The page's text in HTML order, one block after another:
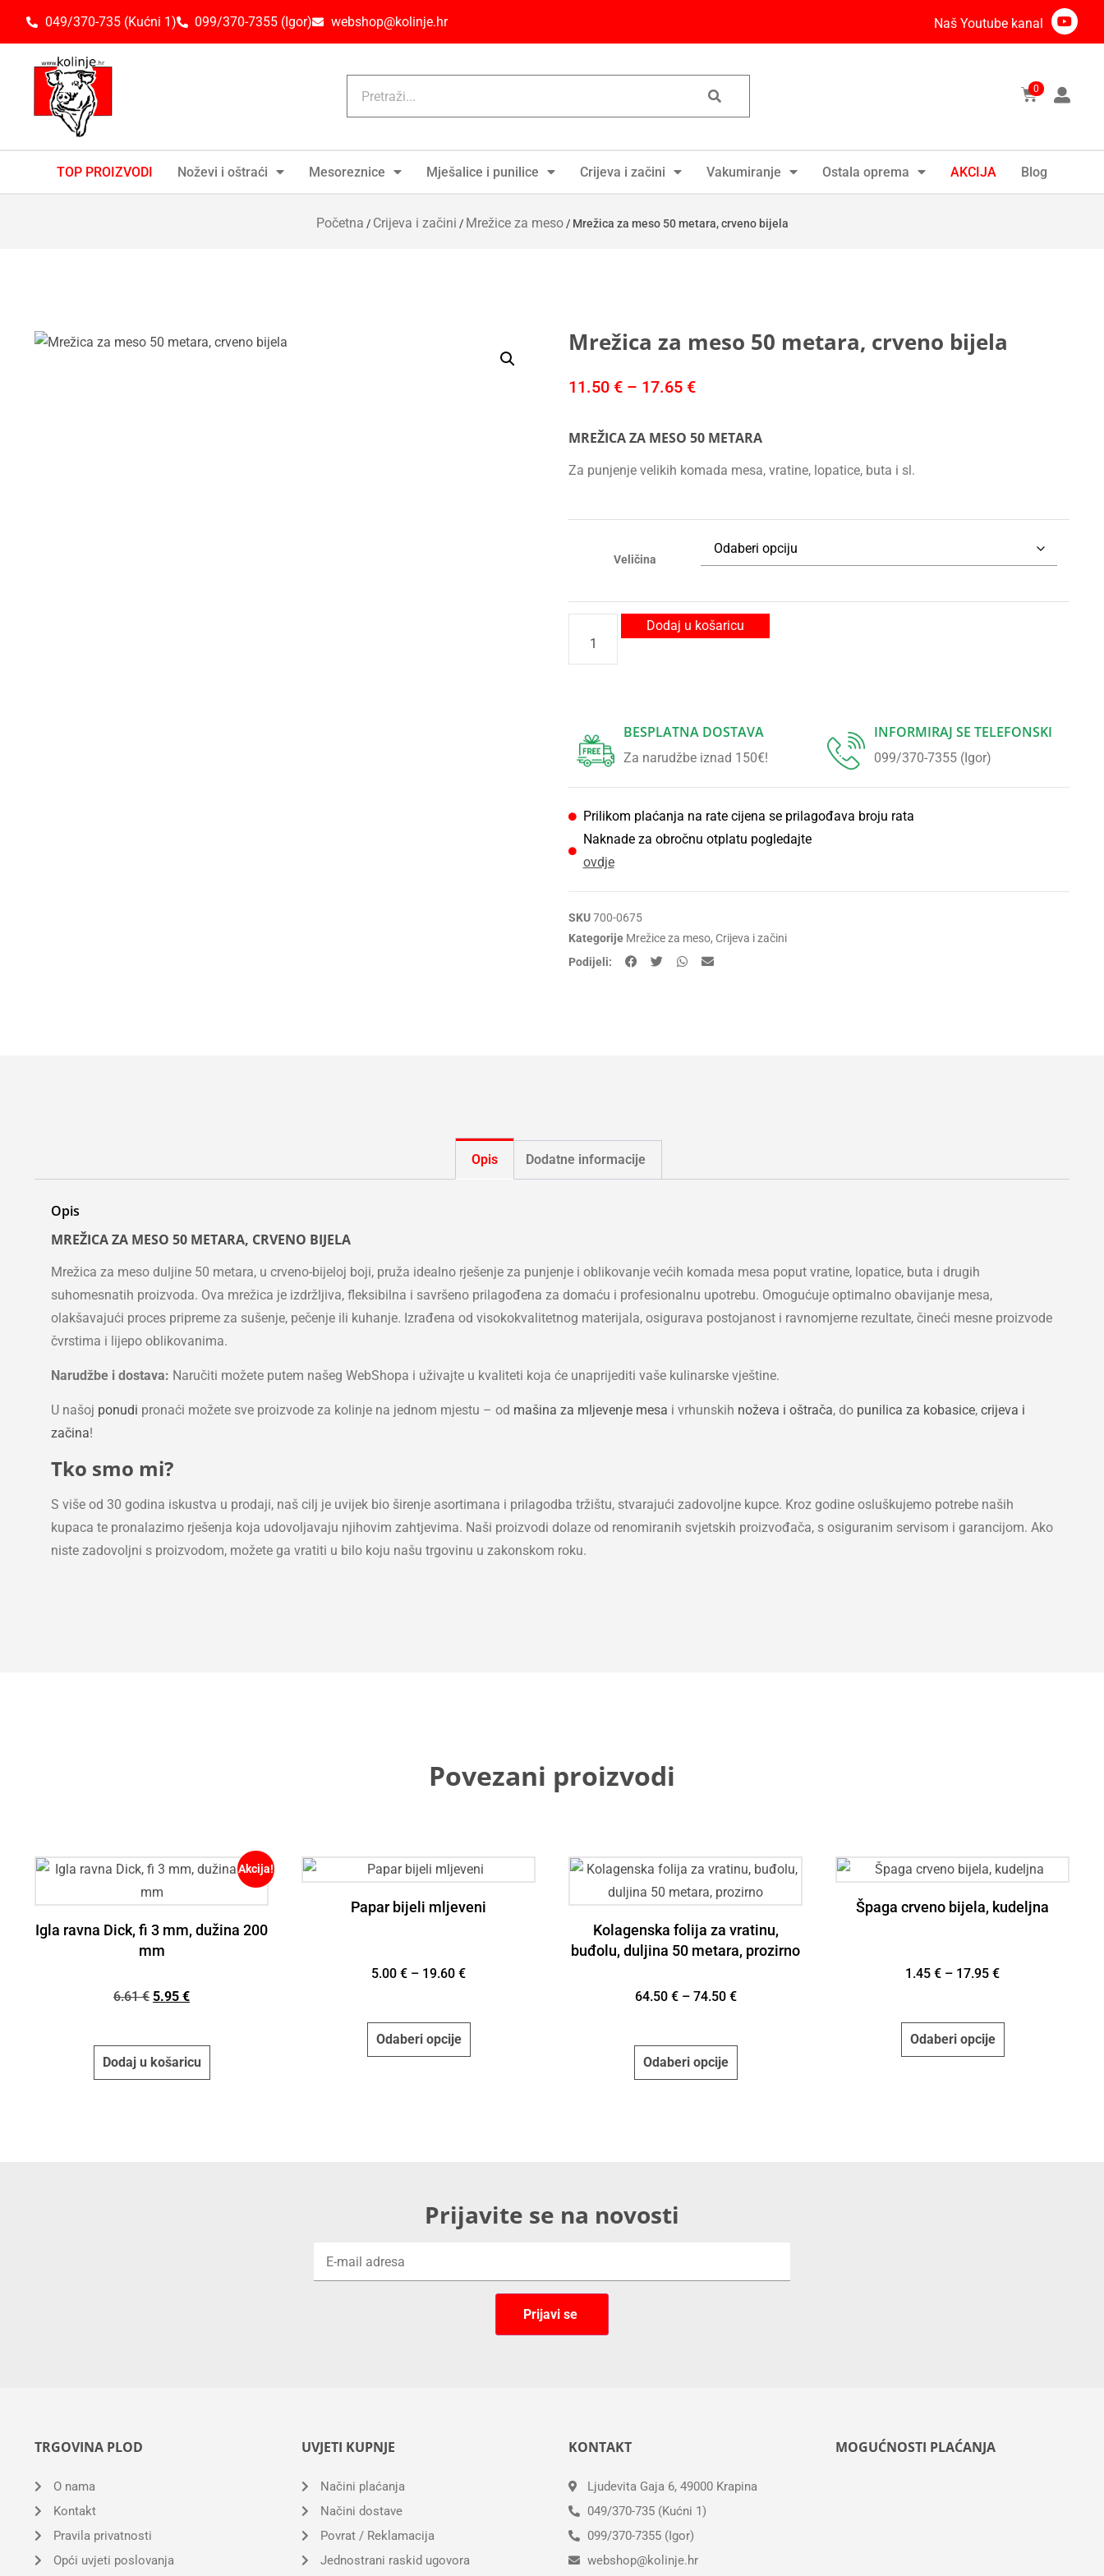
049/370-735 (Kućni 1) 099/370-7355 (Igor) webshop@kolinje.hr Naš Youtube kanal
0
TOP PROIZVODI Noževi i oštraći Mesoreznice Mješalice i punilice Crijeva i začini Vakumiranje Ostala oprema AKCIJA Blog
Početna / Crijeva i začini / Mrežice za meso/ Mrežica za meso 50 metara, crveno bijela
Mrežica za meso 50 metara, crveno bijela
11.50 € – 17.65 €
MREŽICA ZA MESO 50 METARA
Za punjenje velikih komada mesa, vratine, lopatice, buta i sl.
Veličina
Dodaj u košaricu
BESPLATNA DOSTAVA
Za narudžbe iznad 150€!
INFORMIRAJ SE TELEFONSKI
099/370-7355 (Igor)
Prilikom plaćanja na rate cijena se prilagođava broju rata
Naknade za obročnu otplatu pogledajte
ovdje
SKU700-0675
Kategorije Mrežice za meso, Crijeva i začini
Podijeli:
Opis Dodatne informacije
Opis
MREŽICA ZA MESO 50 METARA, CRVENO BIJELA
Mrežica za meso duljine 50 metara, u crveno-bijeloj boji, pruža idealno rješenje za punjenje i oblikovanje većih komada mesa poput vratine, lopatice, buta i drugih
suhomesnatih proizvoda. Ova mrežica je izdržljiva, fleksibilna i savršeno prilagođena za domaću i profesionalnu upotrebu. Omogućuje optimalno obavijanje mesa,
olakšavajući proces pripreme za sušenje, pečenje ili kuhanje. Izrađena od visokokvalitetnog materijala, osigurava postojanost i ravnomjerne rezultate, čineći mesne proizvode
čvrstima i lijepo oblikovanima.
Narudžbe i dostava: Naručiti možete putem našeg WebShopa i uživajte u kvaliteti koja će unaprijediti vaše kulinarske vještine.
U našoj ponudi pronaći možete sve proizvode za kolinje na jednom mjestu – od mašina za mljevenje mesa i vrhunskih noževa i oštrača, do punilica za kobasice, crijeva i
začina!
Tko smo mi?
S više od 30 godina iskustva u prodaji, naš cilj je uvijek bio širenje asortimana i prilagodba tržištu, stvarajući zadovoljne kupce. Kroz godine osluškujemo potrebe naših
kupaca te pronalazimo rješenja koja udovoljavaju njihovim zahtjevima. Naši proizvodi dolaze od renomiranih svjetskih proizvođača, s osiguranim servisom i garancijom. Ako
niste zadovoljni s proizvodom, možete ga vratiti u bilo koju našu trgovinu u zakonskom roku.
Povezani proizvodi
Akcija!
Igla ravna Dick, fi 3 mm, dužina 200
mm
6.61€ 5.95 €
Dodaj u košaricu
Papar bijeli mljeveni
5.00 € – 19.60 €
Odaberi opcije
Kolagenska folija za vratinu,
buđolu, duljina 50 metara, prozirno
64.50 € – 74.50 €
Odaberi opcije
Špaga crveno bijela, kudeljna
1.45 € – 17.95 €
Odaberi opcije
Prijavite se na novosti
TRGOVINA PLOD
O nama
Kontakt
Pravila privatnosti
Opći uvjeti poslovanja
UVJETI KUPNJE
Načini plaćanja
Načini dostave
Povrat / Reklamacija
Jednostrani raskid ugovora
KONTAKT
Ljudevita Gaja 6, 49000 Krapina
049/370-735 (Kućni 1)
099/370-7355 (Igor)
webshop@kolinje.hr
MOGUĆNOSTI PLAĆANJA